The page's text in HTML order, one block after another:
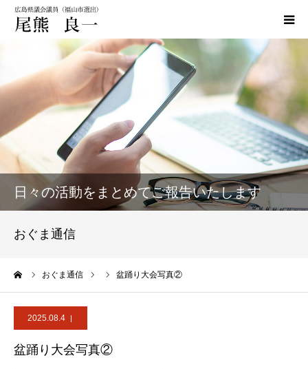
日々の活動をまとめてご報告いたします
おぐま通信
おぐま通信 盆踊り大会写真②
2025.08.4
盆踊り大会写真②
HOME
活動実績
活動報告